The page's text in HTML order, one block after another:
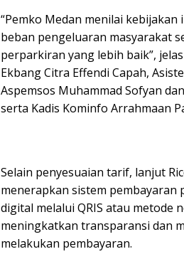
“Pemko Medan menilai
beban pengeluaran masyarakat
perparkiran yang lebih baik”,
Ekbang Citra Effendi Capah,
Aspemsos Muhammad Sofyan
serta Kadis Kominfo Arrahmaan
Selain penyesuaian tarif, lanjut
menerapkan sistem pembayaran
digital melalui QRIS atau metode
meningkatkan transparansi dan
melakukan pembayaran.